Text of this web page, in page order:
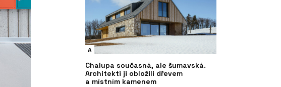
A
Chalupa současná, ale šumavská.
Architekti ji obložili dřevem
a místním kamenem